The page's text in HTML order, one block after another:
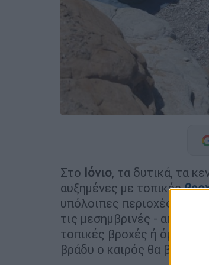
Στο Ιόνιο, τα δυτικά, τα
αυξημένες με τοπικές
υπόλοιπες περιοχές
τις μεσημβρινές -
τοπικές βροχές ή
βράδυ ο καιρός θα